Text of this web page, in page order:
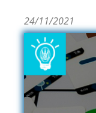
24/11/2021